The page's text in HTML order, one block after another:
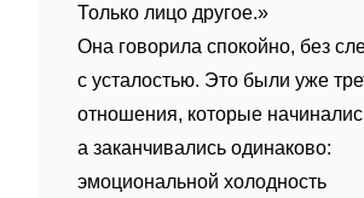
Только лицо другое.»
Она говорила спокойно, без
с усталостью. Это были уже
отношения, которые
а заканчивались одинаково:
эмоциональной холодность